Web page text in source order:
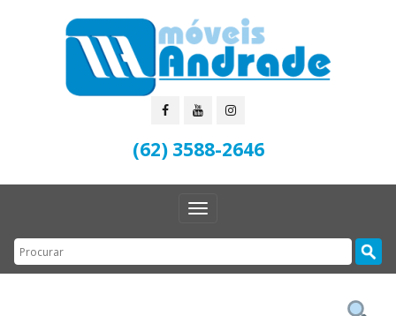
(62) 3588-2646
Toggle